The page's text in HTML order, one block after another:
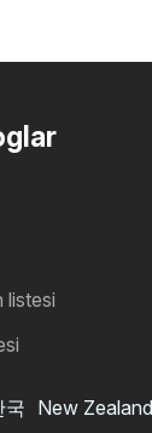
listesi
국 New Zealand